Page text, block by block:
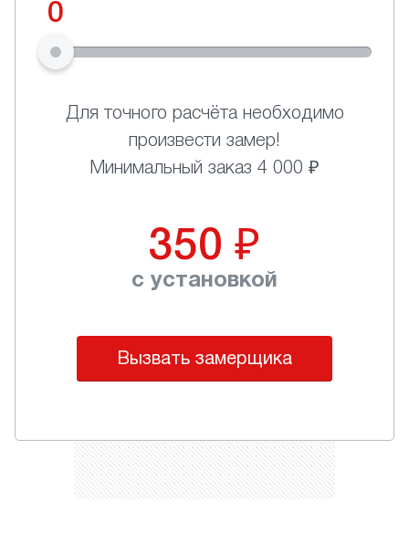
0
Для точного расчёта необходимо
произвести замер!
Минимальный заказ 4 000 ₽
350 ₽
с установкой
Вызвать замерщика